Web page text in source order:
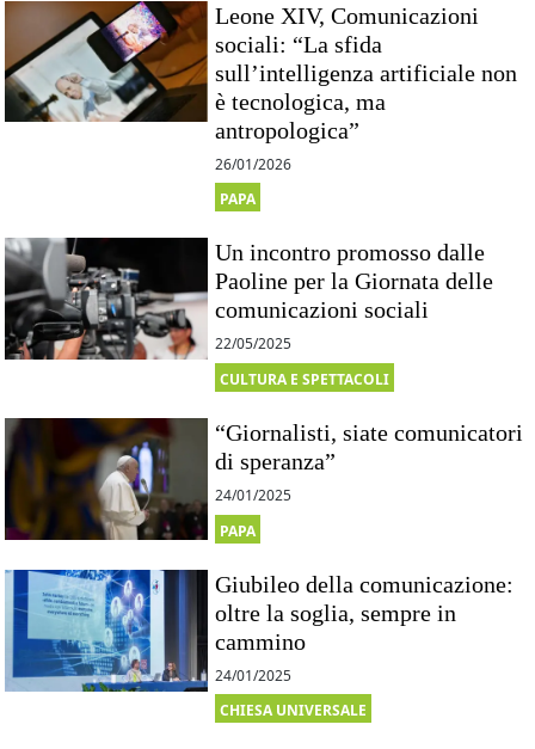
Leone XIV, Comunicazioni
sociali: “La sfida
sull’intelligenza artificiale non
è tecnologica, ma
antropologica”
26/01/2026
PAPA
Un incontro promosso dalle
Paoline per la Giornata delle
comunicazioni sociali
22/05/2025
CULTURA E SPETTACOLI
“Giornalisti, siate comunicatori
di speranza”
24/01/2025
PAPA
Giubileo della comunicazione:
oltre la soglia, sempre in
cammino
24/01/2025
CHIESA UNIVERSALE